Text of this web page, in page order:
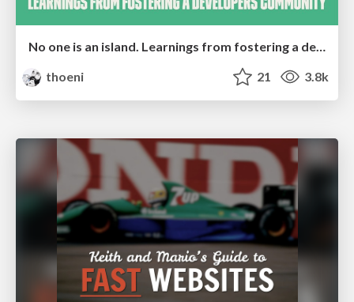
No one is an island. Learnings from fostering a developers community.
thoeni
21 3.8k